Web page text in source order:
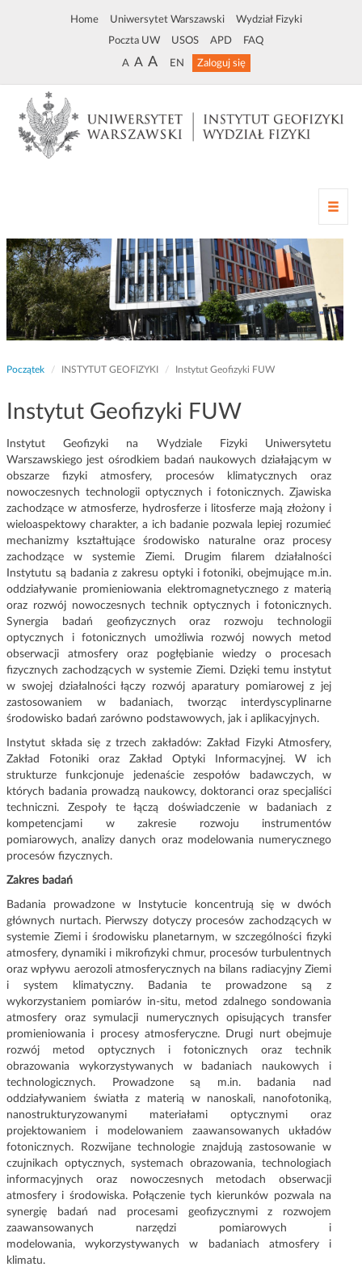
Home Uniwersytet Warszawski Wydział Fizyki
Poczta UW USOS APD FAQ
A A A EN Zaloguj się
Z
m
i
n
a
w
i
Początek INSTYTUT GEOFIZYKI Instytut Geofizyki FUW
Instytut Geofizyki FUW
Instytut Geofizyki na Wydziale Fizyki Uniwersytetu
Warszawskiego jest ośrodkiem badań naukowych działającym w
obszarze fizyki atmosfery, procesów klimatycznych oraz
nowoczesnych technologii optycznych i fotonicznych. Zjawiska
zachodzące w atmosferze, hydrosferze i litosferze mają złożony i
wieloaspektowy charakter, a ich badanie pozwala lepiej rozumieć
mechanizmy kształtujące środowisko naturalne oraz procesy
zachodzące w systemie Ziemi. Drugim filarem działalności
Instytutu są badania z zakresu optyki i fotoniki, obejmujące m.in.
oddziaływanie promieniowania elektromagnetycznego z materią
oraz rozwój nowoczesnych technik optycznych i fotonicznych.
Synergia badań geofizycznych oraz rozwoju technologii
optycznych i fotonicznych umożliwia rozwój nowych metod
obserwacji atmosfery oraz pogłębianie wiedzy o procesach
fizycznych zachodzących w systemie Ziemi. Dzięki temu instytut
w swojej działalności łączy rozwój aparatury pomiarowej z jej
zastosowaniem w badaniach, tworząc interdyscyplinarne
środowisko badań zarówno podstawowych, jak i aplikacyjnych.
Instytut składa się z trzech zakładów: Zakład Fizyki Atmosfery,
Zakład Fotoniki oraz Zakład Optyki Informacyjnej. W ich
strukturze funkcjonuje jedenaście zespołów badawczych, w
których badania prowadzą naukowcy, doktoranci oraz specjaliści
techniczni. Zespoły te łączą doświadczenie w badaniach z
kompetencjami w zakresie rozwoju instrumentów
pomiarowych, analizy danych oraz modelowania numerycznego
procesów fizycznych.
Zakres badań
Badania prowadzone w Instytucie koncentrują się w dwóch
głównych nurtach. Pierwszy dotyczy procesów zachodzących w
systemie Ziemi i środowisku planetarnym, w szczególności fizyki
atmosfery, dynamiki i mikrofizyki chmur, procesów turbulentnych
oraz wpływu aerozoli atmosferycznych na bilans radiacyjny Ziemi
i system klimatyczny. Badania te prowadzone są z
wykorzystaniem pomiarów in-situ, metod zdalnego sondowania
atmosfery oraz symulacji numerycznych opisujących transfer
promieniowania i procesy atmosferyczne. Drugi nurt obejmuje
rozwój metod optycznych i fotonicznych oraz technik
obrazowania wykorzystywanych w badaniach naukowych i
technologicznych. Prowadzone są m.in. badania nad
oddziaływaniem światła z materią w nanoskali, nanofotoniką,
nanostrukturyzowanymi materiałami optycznymi oraz
projektowaniem i modelowaniem zaawansowanych układów
fotonicznych. Rozwijane technologie znajdują zastosowanie w
czujnikach optycznych, systemach obrazowania, technologiach
informacyjnych oraz nowoczesnych metodach obserwacji
atmosfery i środowiska. Połączenie tych kierunków pozwala na
synergię badań nad procesami geofizycznymi z rozwojem
zaawansowanych narzędzi pomiarowych i
modelowania, wykorzystywanych w badaniach atmosfery i
klimatu.